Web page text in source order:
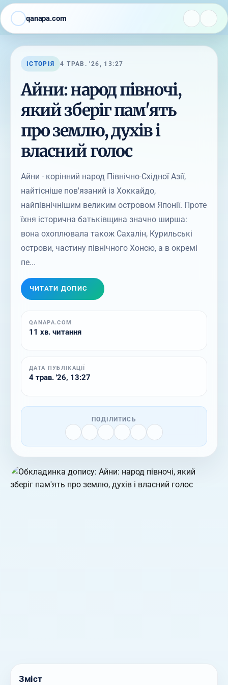
qanapa.com
ІСТОРІЯ 4 ТРАВ. '26, 13:27
Айни: народ півночі,
який зберіг пам'ять
про землю, духів і
власний голос
Айни - корінний народ Північно-Східної Азії,
найтісніше пов'язаний із Хоккайдо,
найпівнічнішим великим островом Японії. Проте
їхня історична батьківщина значно ширша:
вона охоплювала також Сахалін, Курильські
острови, частину північного Хонсю, а в окремі
пе...
ЧИТАТИ ДОПИС
QANAPA.COM
11 хв. читання
ДАТА ПУБЛІКАЦІЇ
4 трав. '26, 13:27
ПОДІЛИТИСЬ
Зміст